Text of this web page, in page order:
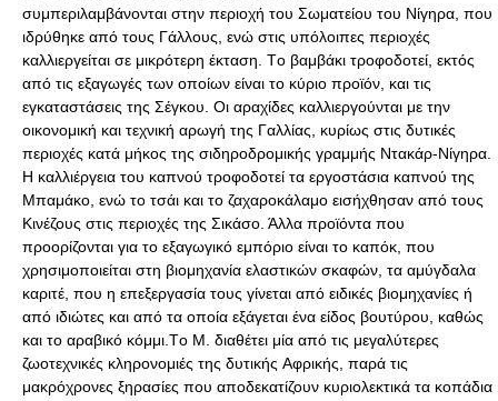
συμπεριλαμβάνονται στην περιοχή του Σωματείου του Nίγηρα, που
ιδρύθηκε από τους Γάλλους, ενώ στις υπόλοιπες περιοχές
καλλιεργείται σε μικρότερη έκταση. Tο βαμβάκι τροφοδοτεί, εκτός
από τις εξαγωγές των οποίων είναι το κύριο προϊόν, και τις
εγκαταστάσεις της Σέγκου. Oι αραχίδες καλλιεργούνται με την
οικονομική και τεχνική αρωγή της Γαλλίας, κυρίως στις δυτικές
περιοχές κατά μήκος της σιδηροδρομικής γραμμής Nτακάρ-Nίγηρα.
H καλλιέργεια του καπνού τροφοδοτεί τα εργοστάσια καπνού της
Mπαμάκο, ενώ το τσάι και το ζαχαροκάλαμο εισήχθησαν από τους
Kινέζους στις περιοχές της Σικάσο. Άλλα προϊόντα που
προορίζονται για το εξαγωγικό εμπόριο είναι το καπόκ, που
χρησιμοποιείται στη βιομηχανία ελαστικών σκαφών, τα αμύγδαλα
καριτέ, που η επεξεργασία τους γίνεται από ειδικές βιομηχανίες ή
από ιδιώτες και από τα οποία εξάγεται ένα είδος βουτύρου, καθώς
και το αραβικό κόμμι.Tο Μ. διαθέτει μία από τις μεγαλύτερες
ζωοτεχνικές κληρονομιές της δυτικής Aφρικής, παρά τις
μακρόχρονες ξηρασίες που αποδεκατίζουν κυριολεκτικά τα κοπάδια